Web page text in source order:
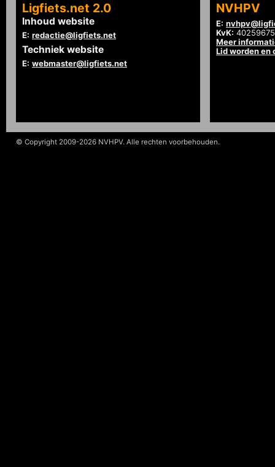
Ligfiets.net 2.0
Inhoud website
E: redactie@ligfiets.net
Techniek website
E: webmaster@ligfiets.net
NVHPV
E:
KvK: 40259675
Meer
Lid worden en
© Copyright 2009-2026 NVHPV. Alle rechten voorbehouden.